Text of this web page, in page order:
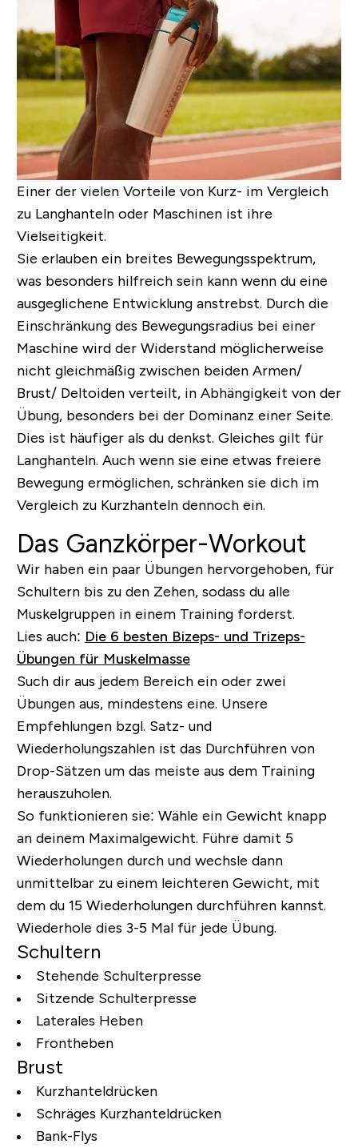
Einer der vielen Vorteile von Kurz- im Vergleich
zu Langhanteln oder Maschinen ist ihre
Vielseitigkeit.
Sie erlauben ein breites Bewegungsspektrum,
was besonders hilfreich sein kann wenn du eine
ausgeglichene Entwicklung anstrebst. Durch die
Einschränkung des Bewegungsradius bei einer
Maschine wird der Widerstand möglicherweise
nicht gleichmäßig zwischen beiden Armen/
Brust/ Deltoiden verteilt, in Abhängigkeit von der
Übung, besonders bei der Dominanz einer Seite.
Dies ist häufiger als du denkst. Gleiches gilt für
Langhanteln. Auch wenn sie eine etwas freiere
Bewegung ermöglichen, schränken sie dich im
Vergleich zu Kurzhanteln dennoch ein.
Das Ganzkörper-Workout
Wir haben ein paar Übungen hervorgehoben, für
Schultern bis zu den Zehen, sodass du alle
Muskelgruppen in einem Training forderst.
Lies auch: Die 6 besten Bizeps- und Trizeps-
Übungen für Muskelmasse
Such dir aus jedem Bereich ein oder zwei
Übungen aus, mindestens eine. Unsere
Empfehlungen bzgl. Satz- und
Wiederholungszahlen ist das Durchführen von
Drop-Sätzen um das meiste aus dem Training
herauszuholen.
So funktionieren sie: Wähle ein Gewicht knapp
an deinem Maximalgewicht. Führe damit 5
Wiederholungen durch und wechsle dann
unmittelbar zu einem leichteren Gewicht, mit
dem du 15 Wiederholungen durchführen kannst.
Wiederhole dies 3-5 Mal für jede Übung.
Schultern
Stehende Schulterpresse
Sitzende Schulterpresse
Laterales Heben
Frontheben
Brust
Kurzhanteldrücken
Schräges Kurzhanteldrücken
Bank-Flys